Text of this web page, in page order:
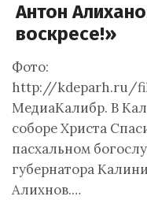
Антон
воскресе!»
Фото:
http://kdeparh.ru/
МедиаКалибр. В
соборе Христа
пасхальном
губернатора
Алихнов.…